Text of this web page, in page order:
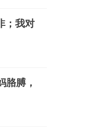
；我对
胳膊，